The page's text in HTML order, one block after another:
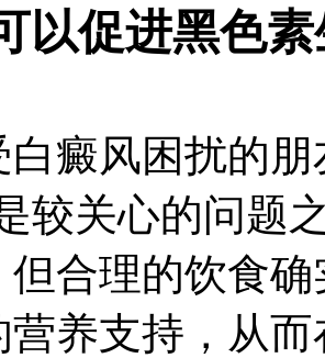
以促进黑色
白癜风困扰的
较关心的问题
但合理的饮食
营养支持，从